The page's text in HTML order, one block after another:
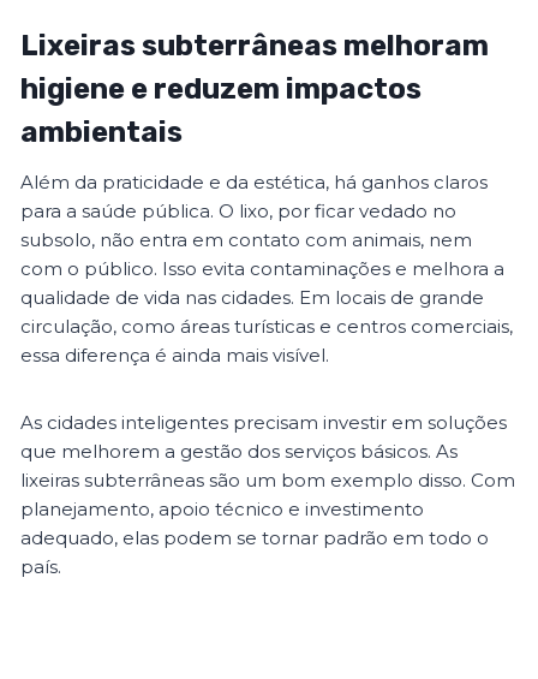
Lixeiras subterrâneas melhoram
higiene e reduzem impactos
ambientais
Além da praticidade e da estética, há ganhos claros
para a saúde pública. O lixo, por ficar vedado no
subsolo, não entra em contato com animais, nem
com o público. Isso evita contaminações e melhora a
qualidade de vida nas cidades. Em locais de grande
circulação, como áreas turísticas e centros comerciais,
essa diferença é ainda mais visível.
As cidades inteligentes precisam investir em soluções
que melhorem a gestão dos serviços básicos. As
lixeiras subterrâneas são um bom exemplo disso. Com
planejamento, apoio técnico e investimento
adequado, elas podem se tornar padrão em todo o
país.